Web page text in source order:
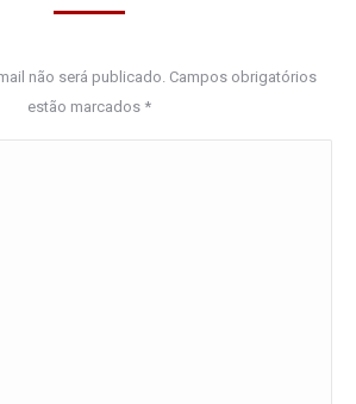
não será publicado. Campos obrigatórios
estão marcados *